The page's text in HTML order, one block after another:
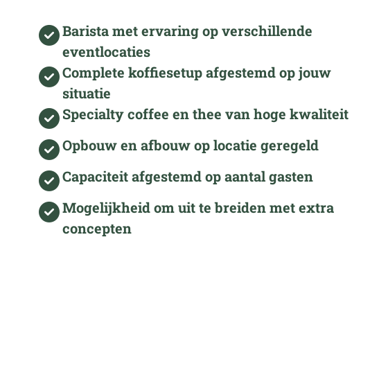
Barista met ervaring op verschillende
eventlocaties
Complete koffiesetup afgestemd op jouw
situatie
Specialty coffee en thee van hoge kwaliteit
Opbouw en afbouw op locatie geregeld
Capaciteit afgestemd op aantal gasten
Mogelijkheid om uit te breiden met extra
concepten